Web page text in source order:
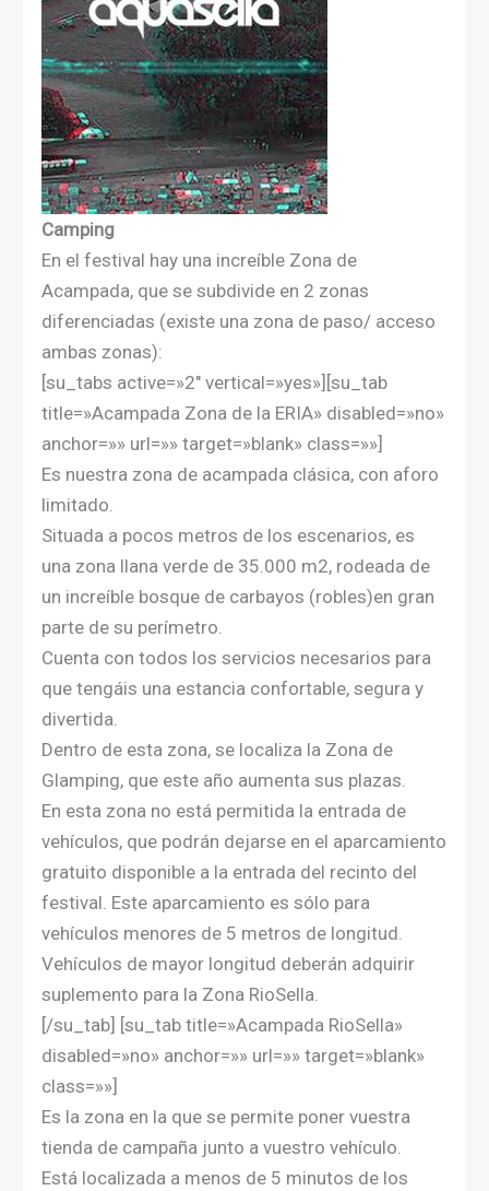
Camping
En el festival hay una increíble Zona de
Acampada, que se subdivide en 2 zonas
diferenciadas (existe una zona de paso/ acceso
ambas zonas):
[su_tabs active=»2″ vertical=»yes»][su_tab
title=»Acampada Zona de la ERIA» disabled=»no»
anchor=»» url=»» target=»blank» class=»»]
Es nuestra zona de acampada clásica, con aforo
limitado.
Situada a pocos metros de los escenarios, es
una zona llana verde de 35.000 m2, rodeada de
un increíble bosque de carbayos (robles)en gran
parte de su perímetro.
Cuenta con todos los servicios necesarios para
que tengáis una estancia confortable, segura y
divertida.
Dentro de esta zona, se localiza la Zona de
Glamping, que este año aumenta sus plazas.
En esta zona no está permitida la entrada de
vehículos, que podrán dejarse en el aparcamiento
gratuito disponible a la entrada del recinto del
festival. Este aparcamiento es sólo para
vehículos menores de 5 metros de longitud.
Vehículos de mayor longitud deberán adquirir
suplemento para la Zona RioSella.
[/su_tab] [su_tab title=»Acampada RioSella»
disabled=»no» anchor=»» url=»» target=»blank»
class=»»]
Es la zona en la que se permite poner vuestra
tienda de campaña junto a vuestro vehículo.
Está localizada a menos de 5 minutos de los